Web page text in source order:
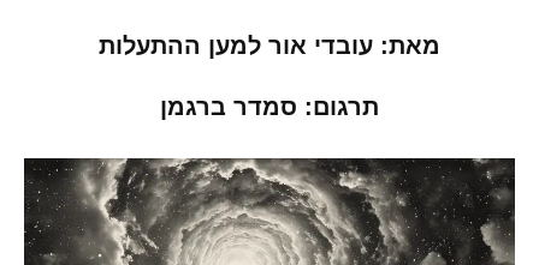
מאת: עובדי אור למען ההתעלות
תרגום: סמדר ברגמן